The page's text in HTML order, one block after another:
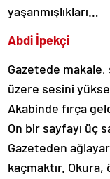
yaşanmışlıkları…
Abdi İpekçi
Gazetede
üzere sesini
Akabinde fırça
On bir sayfayı üç
Gazeteden
kaçmaktır.